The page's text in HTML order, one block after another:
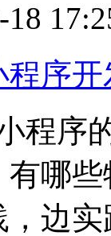
18
序
程序
哪
边